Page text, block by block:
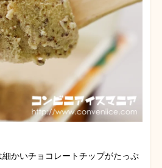
かいチョコレートチップがたっぷ